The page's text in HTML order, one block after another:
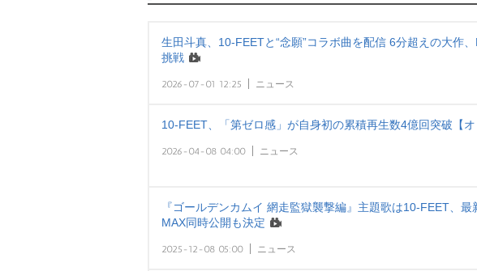
生田斗真、10-FEETと“念願”コラボ曲を配信 6分超えの大作
挑戦
2026-07-01 12:25 ニュース
10-FEET、「第ゼロ感」が自身初の累積再生数4億回突破【オ
2026-04-08 04:00 ニュース
『ゴールデンカムイ 網走監獄襲撃編』主題歌は10-FEET、
MAX同時公開も決定
2025-12-08 05:00 ニュース